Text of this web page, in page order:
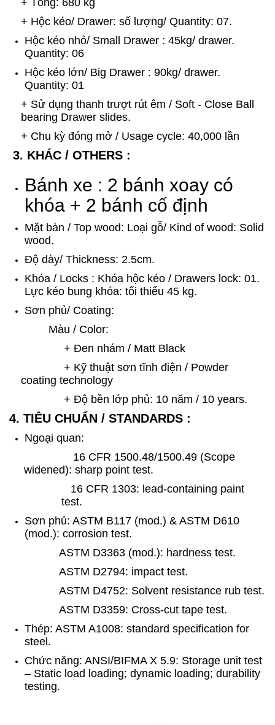
+ Hộc kéo/ Drawer: số lượng/ Quantity: 07.
Hộc kéo nhỏ/ Small Drawer : 45kg/ drawer.
Quantity: 06
Hộc kéo lớn/ Big Drawer : 90kg/ drawer.
Quantity: 01
+ Sử dụng thanh trượt rút êm / Soft - Close Ball
bearing Drawer slides.
+ Chu kỳ đóng mở / Usage cycle: 40,000 lần
3. KHÁC / OTHERS :
Bánh xe : 2 bánh xoay có
khóa + 2 bánh cố định
Mặt bàn / Top wood: Loại gỗ/ Kind of wood: Solid
wood.
Độ dày/ Thickness: 2.5cm.
Khóa / Locks : Khóa hộc kéo / Drawers lock: 01.
Lực kéo bung khóa: tối thiểu 45 kg.
Sơn phủ/ Coating:
Màu / Color:
+ Đen nhám / Matt Black
+ Kỹ thuật sơn tĩnh điện / Powder
coating technology
+ Độ bền lớp phủ: 10 năm / 10 years.
4. TIÊU CHUẨN / STANDARDS :
Ngoại quan:
16 CFR 1500.48/1500.49 (Scope
widened): sharp point test.
16 CFR 1303: lead-containing paint
test.
Sơn phủ: ASTM B117 (mod.) & ASTM D610
(mod.): corrosion test.
ASTM D3363 (mod.): hardness test.
ASTM D2794: impact test.
ASTM D4752: Solvent resistance rub test.
ASTM D3359: Cross-cut tape test.
Thép: ASTM A1008: standard specification for
steel.
Chức năng: ANSI/BIFMA X 5.9: Storage unit test
– Static load loading; dynamic loading; durability
testing.